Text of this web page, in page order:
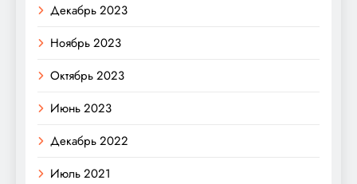
Декабрь 2023
Ноябрь 2023
Октябрь 2023
Июнь 2023
Декабрь 2022
Июль 2021